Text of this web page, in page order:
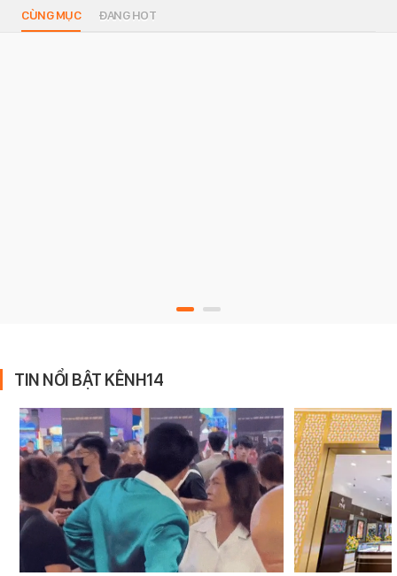
CÙNG MỤC ĐANG HOT
TIN NỔI BẬT KÊNH14